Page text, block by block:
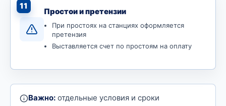
11
Простои и претензии
При простоях на станциях оформляется
претензия
Выставляется счет по простоям на оплату
Важно:отдельные условия и сроки